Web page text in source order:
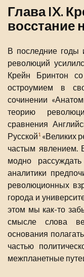
Глава IX.
восстание
В последние годы
революций
Крейн Бринтон
остроумием в
сочинении
теорию
сравнения
Русской1«Великих
частым явлением.
модно
аналитики
революционных
города и
этом мы как-то
смысле слова
основания
частью
межпланетные